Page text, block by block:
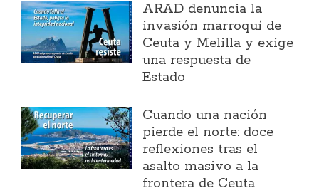
ARAD denuncia la
invasión marroquí de
Ceuta y Melilla y exige
una respuesta de
Estado
Cuando una nación
pierde el norte: doce
reflexiones tras el
asalto masivo a la
frontera de Ceuta